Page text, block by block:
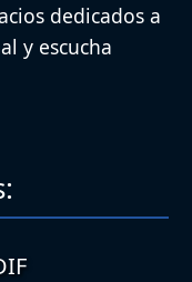
dedicados a
y escucha